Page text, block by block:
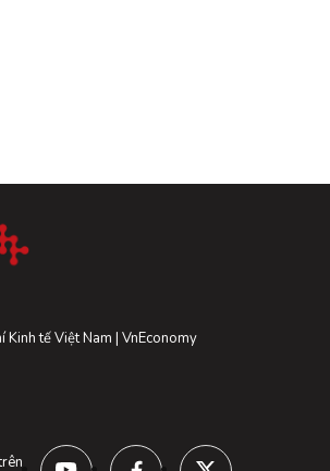
Kinh tế Việt Nam | VnEconomy